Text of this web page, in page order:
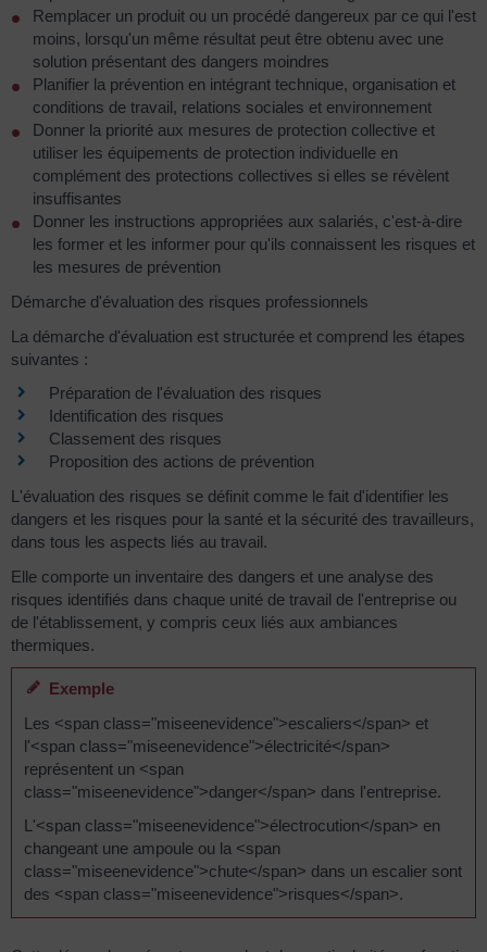
Remplacer un produit ou un procédé dangereux par ce qui l'est
moins, lorsqu'un même résultat peut être obtenu avec une
solution présentant des dangers moindres
Planifier la prévention en intégrant technique, organisation et
conditions de travail, relations sociales et environnement
Donner la priorité aux mesures de protection collective et
utiliser les équipements de protection individuelle en
complément des protections collectives si elles se révèlent
insuffisantes
Donner les instructions appropriées aux salariés, c'est-à-dire
les former et les informer pour qu'ils connaissent les risques et
les mesures de prévention
Démarche d'évaluation des risques professionnels
La démarche d'évaluation est structurée et comprend les étapes
suivantes :
Préparation de l'évaluation des risques
Identification des risques
Classement des risques
Proposition des actions de prévention
L'évaluation des risques se définit comme le fait d'identifier les
dangers et les risques pour la santé et la sécurité des travailleurs,
dans tous les aspects liés au travail.
Elle comporte un inventaire des dangers et une analyse des
risques identifiés dans chaque unité de travail de l'entreprise ou
de l'établissement, y compris ceux liés aux ambiances
thermiques.
Exemple
Les <span class="miseenevidence">escaliers</span> et
l'<span class="miseenevidence">électricité</span>
représentent un <span
class="miseenevidence">danger</span> dans l'entreprise.
L'<span class="miseenevidence">électrocution</span> en
changeant une ampoule ou la <span
class="miseenevidence">chute</span> dans un escalier sont
des <span class="miseenevidence">risques</span>.